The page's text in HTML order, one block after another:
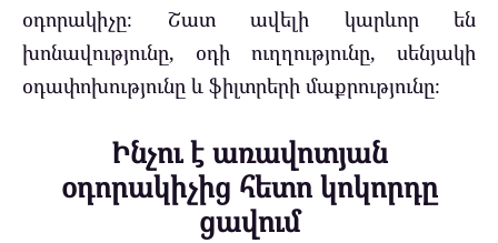
օդորակիչը։ Շատ ավելի կարևոր են
խոնավությունը, օդի ուղղությունը, սենյակի
օդափոխությունը և ֆիլտրերի մաքրությունը։
Ինչու է առավոտյան
օդորակիչից հետո կոկորդը
ցավում